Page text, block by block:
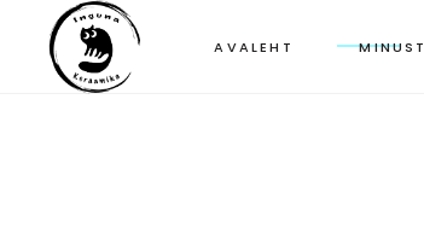
AVALEHT MINUST